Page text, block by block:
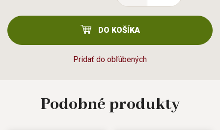
Pridať do obľúbených
DO KOŠÍKA
Podobné produkty